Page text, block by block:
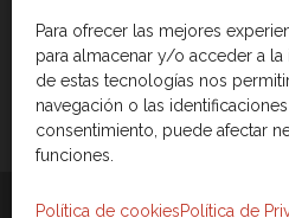
Para ofrecer las mejores
para almacenar y/o acceder a
de estas tecnologías nos
navegación o las
consentimiento, puede afectar
funciones.
Política de cookiesPolítica de
© 2026 Cámara